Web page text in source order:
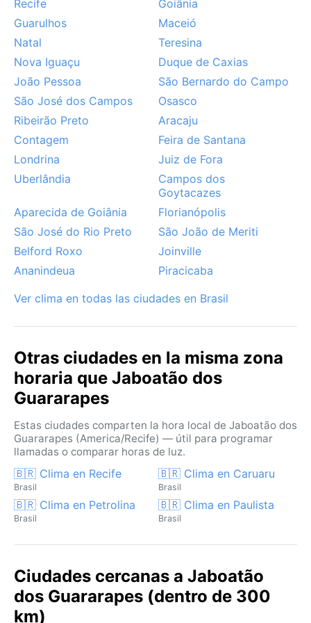
agradables para explorar playas y monumentos. Sin
embargo, es una zona propensa a fenómenos como
huracanes ni sirocos. Las lluvias torrenciales pueden
generar inundaciones repentinas, especialmente en
áreas bajas. Por eso, quienes viajen entre abril y julio
deben estar atentos a los avisos climáticos. En
general, el clima monzónico asegura un verdor
perpetuo y una atmósfera siempre tropical.
Recife
Goiânia
Guarulhos
Maceió
Natal
Teresina
Nova Iguaçu
Duque de Caxias
João Pessoa
São Bernardo do Campo
São José dos Campos
Osasco
Ribeirão Preto
Aracaju
Contagem
Feira de Santana
Londrina
Juiz de Fora
Uberlândia
Campos dos
Goytacazes
Aparecida de Goiânia
Florianópolis
São José do Rio Preto
São João de Meriti
Belford Roxo
Joinville
Ananindeua
Piracicaba
Ver clima en todas las ciudades en Brasil
Otras ciudades en la misma zona
horaria que Jaboatão dos
Guararapes
Estas ciudades comparten la hora local de Jaboatão dos
Guararapes (America/Recife) — útil para programar
llamadas o comparar horas de luz.
🇧🇷 Clima en Recife
Brasil
🇧🇷 Clima en Caruaru
Brasil
🇧🇷 Clima en Petrolina
Brasil
🇧🇷 Clima en Paulista
Brasil
Ciudades cercanas a Jaboatão
dos Guararapes (dentro de 300
km)